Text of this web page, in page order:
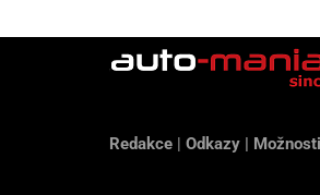
Redakce | Odkazy |